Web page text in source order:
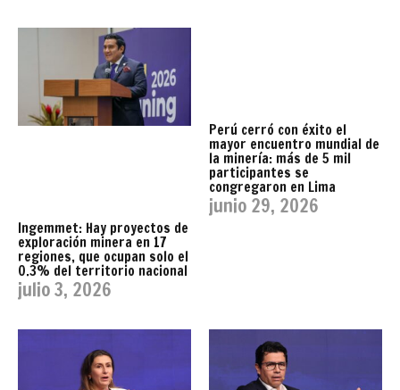
Ingemmet: Hay proyectos de
exploración minera en 17
regiones, que ocupan solo el
0.3% del territorio nacional
julio 3, 2026
Perú cerró con éxito el
mayor encuentro mundial de
la minería: más de 5 mil
participantes se
congregaron en Lima
junio 29, 2026